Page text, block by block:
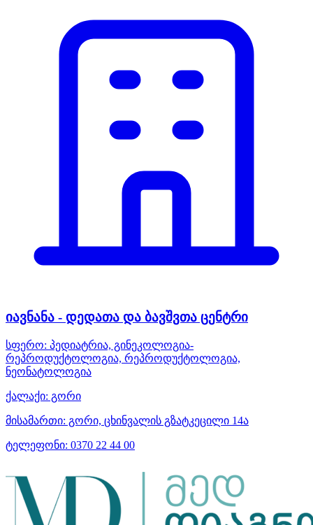
იავნანა - დედათა და ბავშვთა ცენტრი
სფერო: პედიატრია, გინეკოლოგია-
რეპროდუქტოლოგია, რეპროდუქტოლოგია,
ნეონატოლოგია
ქალაქი: გორი
მისამართი: გორი, ცხინვალის გზატკეცილი 14ა
ტელეფონი: 0370 22 44 00